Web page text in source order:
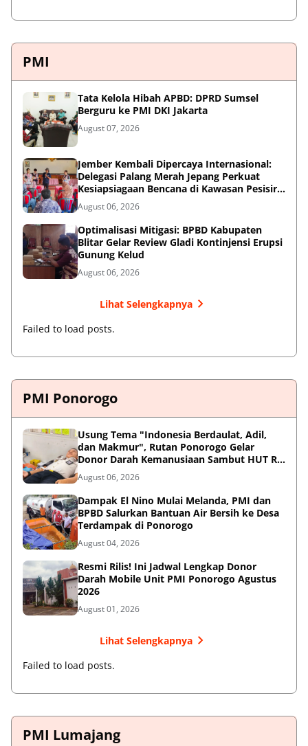
PMI
Tata Kelola Hibah APBD: DPRD Sumsel
Berguru ke PMI DKI Jakarta
August 07, 2026
Jember Kembali Dipercaya Internasional:
Delegasi Palang Merah Jepang Perkuat
Kesiapsiagaan Bencana di Kawasan Pesisir
dan Sekolah
August 06, 2026
Optimalisasi Mitigasi: BPBD Kabupaten
Blitar Gelar Review Gladi Kontinjensi Erupsi
Gunung Kelud
August 06, 2026
Lihat Selengkapnya
Failed to load posts.
PMI Ponorogo
Usung Tema "Indonesia Berdaulat, Adil,
dan Makmur", Rutan Ponorogo Gelar
Donor Darah Kemanusiaan Sambut HUT RI
ke-81
August 06, 2026
Dampak El Nino Mulai Melanda, PMI dan
BPBD Salurkan Bantuan Air Bersih ke Desa
Terdampak di Ponorogo
August 04, 2026
Resmi Rilis! Ini Jadwal Lengkap Donor
Darah Mobile Unit PMI Ponorogo Agustus
2026
August 01, 2026
Lihat Selengkapnya
Failed to load posts.
PMI Lumajang